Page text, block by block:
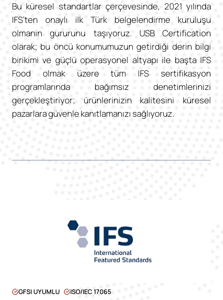
Bu küresel standartlar çerçevesinde, 2021 yılında
IFS’ten onaylı ilk Türk belgelendirme kuruluşu
olmanın gururunu taşıyoruz. USB Certification
olarak; bu öncü konumumuzun getirdiği derin bilgi
birikimi ve güçlü operasyonel altyapı ile başta IFS
Food olmak üzere tüm IFS sertifikasyon
programlarında bağımsız denetimlerinizi
gerçekleştiriyor; ürünlerinizin kalitesini küresel
pazarlara güvenle kanıtlamanızı sağlıyoruz.
GFSI UYUMLU ISO/IEC 17065